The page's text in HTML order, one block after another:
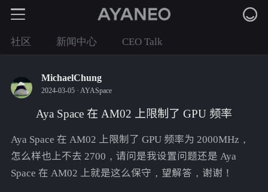
社区 新闻中心 CEO Talk
MichaelChung
2024-03-05 · AYASpace
Aya Space 在 AM02 上限制了 GPU 频率
Aya Space 在 AM02 上限制了 GPU 频率为 2000MHz，
怎么样也上不去 2700，请问是我设置问题还是 Aya
Space 在 AM02 上就是这么保守，望解答，谢谢！